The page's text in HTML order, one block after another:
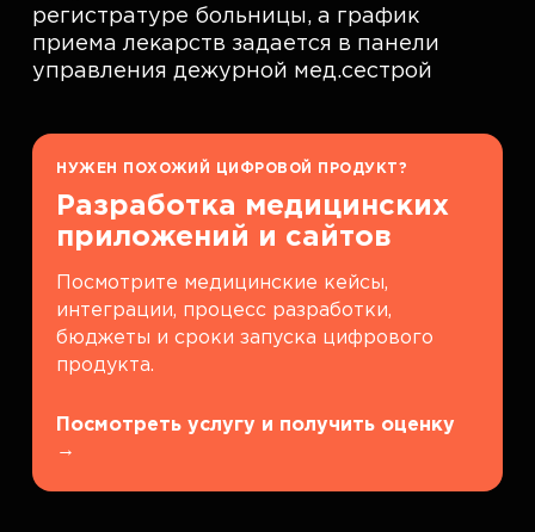
регистратуре больницы, а график
приема лекарств задается в панели
управления дежурной мед.сестрой
НУЖЕН ПОХОЖИЙ ЦИФРОВОЙ ПРОДУКТ?
Разработка медицинских
приложений и сайтов
Посмотрите медицинские кейсы,
интеграции, процесс разработки,
бюджеты и сроки запуска цифрового
продукта.
Посмотреть услугу и получить оценку
→